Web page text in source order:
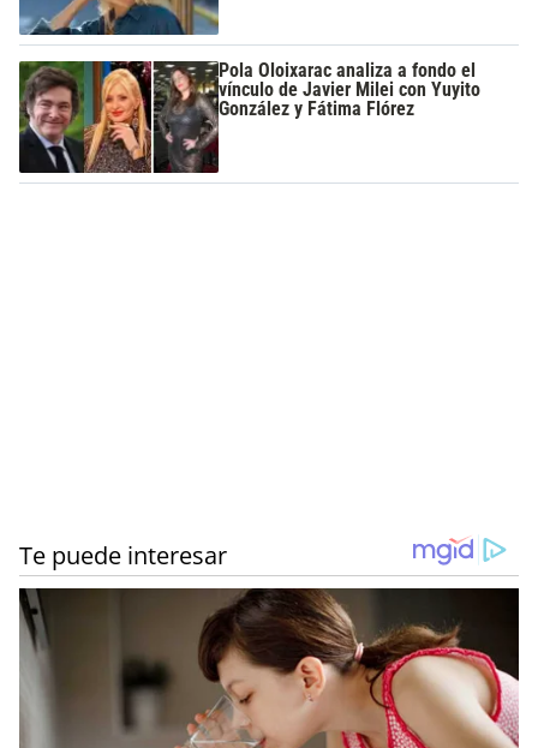
Pola Oloixarac analiza a fondo el
vínculo de Javier Milei con Yuyito
González y Fátima Flórez